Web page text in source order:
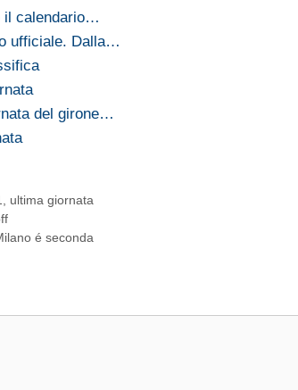
il calendario…
ufficiale. Dalla…
del girone…
, ultima giornata
é seconda